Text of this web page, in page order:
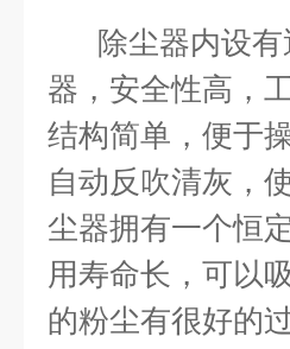
除尘器内设有
器，安全性高，
结构简单，便于
自动反吹清灰，
尘器拥有一个恒
用寿命长，可以
的粉尘有很好的